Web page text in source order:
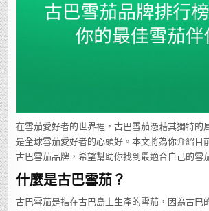
在雪茄愛好者的世界裡，古巴雪茄憑藉其獨特的
是全球雪茄愛好者的心頭好。本文將為你介紹目
古巴雪茄品牌，希望幫助你找到最適合自己的雪
什麼是古巴雪茄？
古巴雪茄是指在古巴島上生產的雪茄，因為古巴